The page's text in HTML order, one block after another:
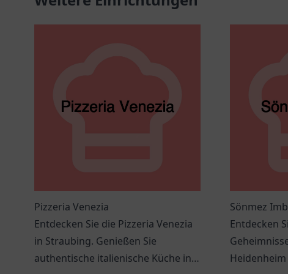
Pizzeria Venezia
Entdecken Sie die Pizzeria Venezia
in Straubing. Genießen Sie
authentische italienische Küche in
Sönmez
Entdecken